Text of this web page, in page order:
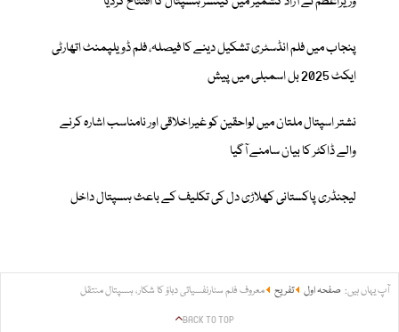
پنجاب میں فلم انڈسٹری تشکیل دینے کا فیصلہ، فلم ڈویلپمنٹ اتھارٹی
ایکٹ 2025 بل اسمبلی میں پیش
نشتر اسپتال ملتان میں لواحقین کو غیراخلاقی اور نامناسب اشارہ کرنے
والے ڈاکٹر کا بیان سامنے آگیا
لیجنڈری پاکستانی کھلاڑی دل کی تکلیف کے باعث ہسپتال داخل
آپ یہاں ہیں: صفحہ اول تفریح معروف فلم سٹارنفسیاتی دباؤ کا شکار، ہسپتال منتقل
BACK TO TOP